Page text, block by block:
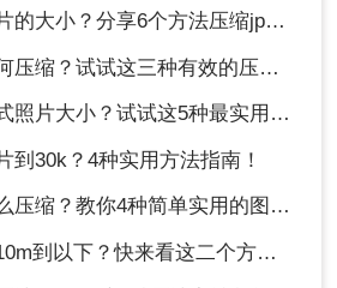
话框中，勾选“保持纵横比”（防
”或“垂直”的数值（例如将宽度
）。
大小？分享6个方法压缩jpg！
？试试这三种有效的压缩方法！
小？试试这5种最实用的JPG压缩方法！
到30k？4种实用方法指南！
？教你4种简单实用的图片压缩方法
到以下？快来看这二个方法 ！